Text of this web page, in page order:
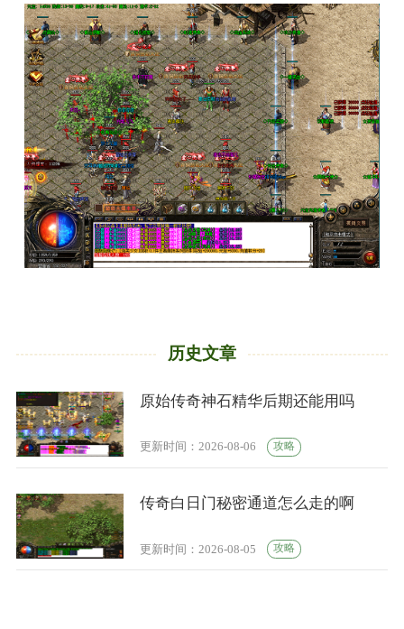
历史文章
原始传奇神石精华后期还能用吗
更新时间：2026-08-06 攻略
传奇白日门秘密通道怎么走的啊
更新时间：2026-08-05 攻略